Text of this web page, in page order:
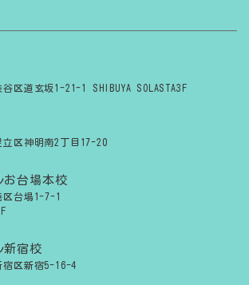
区道玄坂1-21-1 SHIBUYA SOLASTA3F
区神明南2丁目17-20
お台場本校
区台場1-7-1
新宿校
宿区新宿5-16-4